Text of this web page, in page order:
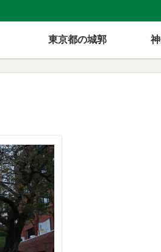
東京都の城郭